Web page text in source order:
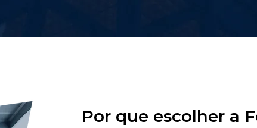
Por que escolher a